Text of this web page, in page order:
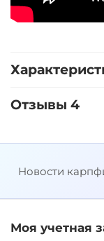
Отзывы 4
Новости
Моя учетная